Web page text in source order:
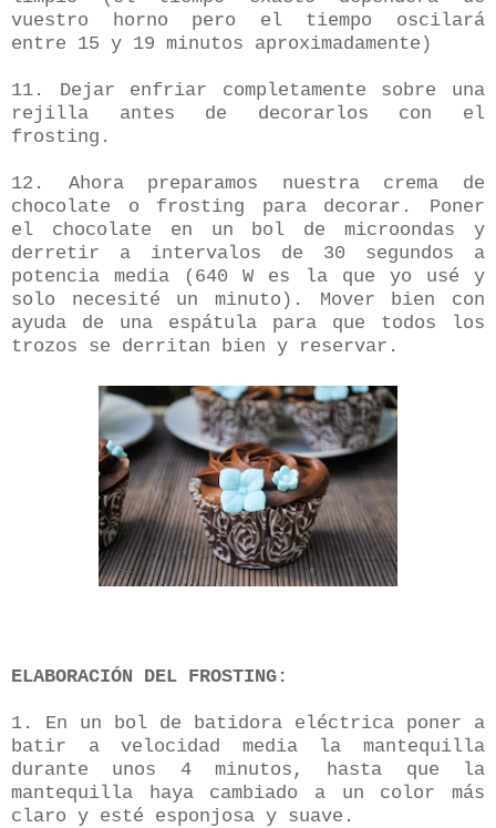
vuestro horno pero el tiempo oscilará
entre 15 y 19 minutos aproximadamente)
11. Dejar enfriar completamente sobre una
rejilla antes de decorarlos con el
frosting.
12. Ahora preparamos nuestra crema de
chocolate o frosting para decorar. Poner
el chocolate en un bol de microondas y
derretir a intervalos de 30 segundos a
potencia media (640 W es la que yo usé y
solo necesité un minuto). Mover bien con
ayuda de una espátula para que todos los
trozos se derritan bien y reservar.
ELABORACIÓN DEL FROSTING:
1. En un bol de batidora eléctrica poner a
batir a velocidad media la mantequilla
durante unos 4 minutos, hasta que la
mantequilla haya cambiado a un color más
claro y esté esponjosa y suave.